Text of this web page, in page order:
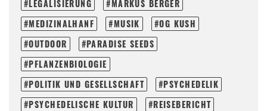
LEGALISIERUNG
MARKUS BERGER
MEDIZINALHANF
MUSIK
OG KUSH
OUTDOOR
PARADISE SEEDS
PFLANZENBIOLOGIE
POLITIK UND GESELLSCHAFT
PSYCHEDELIK
PSYCHEDELISCHE KULTUR
REISEBERICHT